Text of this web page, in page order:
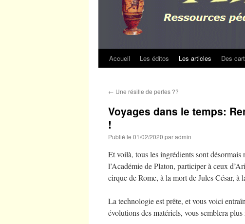
Accueil Les éditos Les articles Des
← Une résille de perles ??
Voyages dans le temps:
!
Publié le 01/02/2020 paradmin
Et voilà, tous les ingrédients sont
l’Académie de Platon, participer à ceux
cirque de Rome, à la mort de Jules César,
La technologie est prête, et vous voici
évolutions des matériels, vous semblera